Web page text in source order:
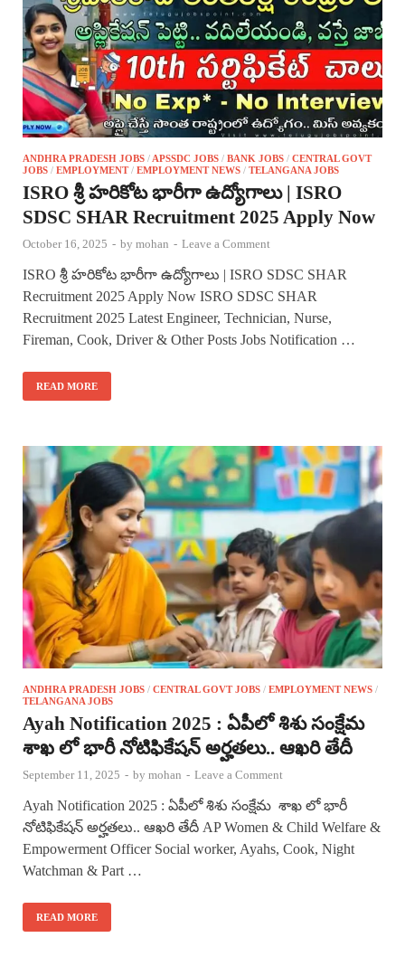
ANDHRA PRADESH JOBS / APSSDC JOBS / BANK JOBS / CENTRAL GOVT
JOBS / EMPLOYMENT/ EMPLOYMENT NEWS / TELANGANA JOBS
ISRO శ్రీ హరికోట భారీగా ఉద్యోగాలు | ISRO
SDSC SHAR Recruitment 2025 Apply Now
October 16, 2025 - by mohan - Leave a Comment
ISRO శ్రీ హరికోట భారీగా ఉద్యోగాలు | ISRO SDSC SHAR
Recruitment 2025 Apply Now ISRO SDSC SHAR
Recruitment 2025 Latest Engineer, Technician, Nurse,
Fireman, Cook, Driver & Other Posts Jobs Notification …
READ MORE
ANDHRA PRADESH JOBS / CENTRAL GOVT JOBS / EMPLOYMENT NEWS /
TELANGANA JOBS
Ayah Notification 2025 : ఏపీలో శిశు సంక్షేమ
శాఖ లో భారీ నోటిఫికేషన్ అర్హతలు.. ఆఖరి తేదీ
September 11, 2025 - by mohan - Leave a Comment
Ayah Notification 2025 : ఏపీలో శిశు సంక్షేమ శాఖ లో భారీ
నోటిఫికేషన్ అర్హతలు.. ఆఖరి తేదీ AP Women & Child Welfare &
Empowerment Officer Social worker, Ayahs, Cook, Night
Watchman & Part …
READ MORE